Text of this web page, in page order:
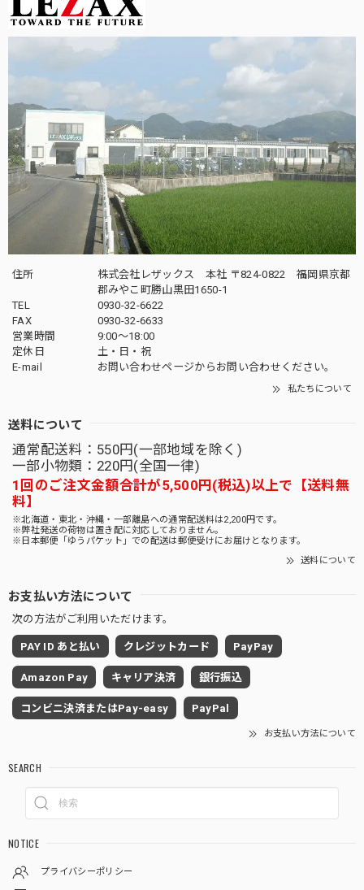
住所
株式会社レザックス 本社 〒824-0822 福岡県京都
郡みやこ町勝山黒田1650-1
TEL
0930-32-6622
FAX
0930-32-6633
営業時間
9:00〜18:00
定休日
土・日・祝
E-mail
お問い合わせページからお問い合わせください。
私たちについて
送料について
通常配送料：550円(一部地域を除く)
一部小物類：220円(全国一律)
1回のご注文金額合計が5,500円(税込)以上で【送料無
料】
※北海道・東北・沖縄・一部離島への通常配送料は2,200円です。
※弊社発送の荷物は置き配に対応しておりません。
※日本郵便「ゆうパケット」での配送は郵便受けにお届けとなります。
送料について
お支払い方法について
次の方法がご利用いただけます。
PAY ID あと払い クレジットカード PayPay
Amazon Pay キャリア決済 銀行振込
コンビニ決済またはPay-easy PayPal
お支払い方法について
SEARCH
NOTICE
プライバシーポリシー